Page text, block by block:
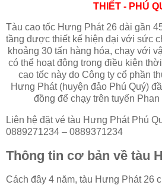
THIẾT - PHÚ
Tàu cao tốc Hưng Phát 26 dài gần
tầng được thiết kế hiện đại với sức
khoảng 30 tấn hàng hóa, chạy với
có thể hoạt động trong điều kiện
cao tốc này do Công ty cổ phần
Hưng Phát (huyện đảo Phú Quý)
đồng để chạy trên tuyến
Liên hệ đặt vé tàu Hưng Phát Phú
0889271234 – 0889371234
Thông tin cơ bản về tàu
Cách đây 4 năm, tàu Hưng Phát 26